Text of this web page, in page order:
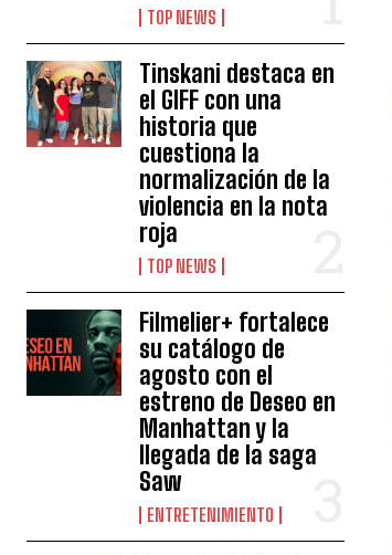
TOP NEWS
Tinskani destaca en
el GIFF con una
historia que
cuestiona la
normalización de la
violencia en la nota
roja
TOP NEWS
Filmelier+ fortalece
su catálogo de
agosto con el
estreno de Deseo en
Manhattan y la
llegada de la saga
Saw
ENTRETENIMIENTO